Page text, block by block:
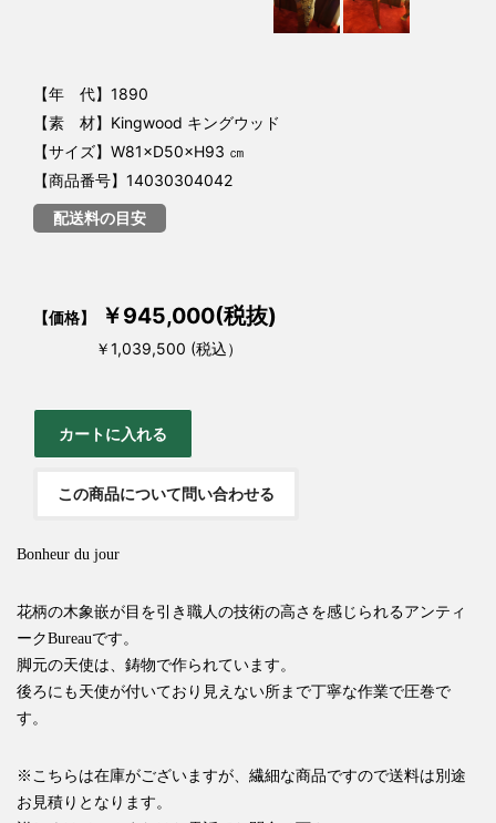
【年 代】1890
【素 材】Kingwood キングウッド
【サイズ】W81×D50×H93 ㎝
【商品番号】14030304042
配送料の目安
【価格】 ￥945,000(税抜)
￥1,039,500 (税込）
この商品について問い合わせる
Bonheur du jour
花柄の木象嵌が目を引き職人の技術の高さを感じられるアンティ
ークBureauです。
脚元の天使は、鋳物で作られています。
後ろにも天使が付いており見えない所まで丁寧な作業で圧巻で
す。
※こちらは在庫がございますが、繊細な商品ですので送料は別途
お見積りとなります。